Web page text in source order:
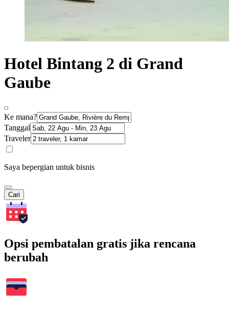
Hotel Bintang 2 di Grand
Gaube
Ke mana?
Tanggal
Traveler
Saya bepergian untuk bisnis
Cari
Opsi pembatalan gratis jika rencana
berubah